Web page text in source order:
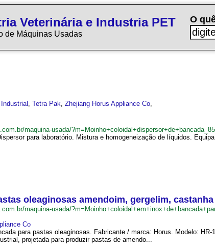
Veterinária e Industria PET
de Máquinas Usadas
O
, Tetra Pak, Zhejiang Horus Appliance Co,
maquina-usada/
para laboratório. Mistura e homogeneização de líquidos.
oleaginosas amendoim, gergelim,
maquina-usada/
Co
para pastas oleaginosas. Fabricante / marca: Horus. Modelo:
projetada para produzir pastas de amendo...